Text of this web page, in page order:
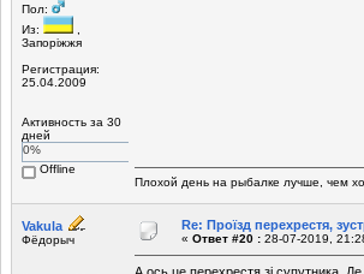
Пол:
Из:
Запоріжжя
Регистрация:
25.04.2009
Активность за 30
дней
0%
Offline
Плохой день на рыбалке лучше, чем
Vakula
Фёдорыч
Re: Проїзд перехрестя,
« Ответ #20 : 28-07-2019,